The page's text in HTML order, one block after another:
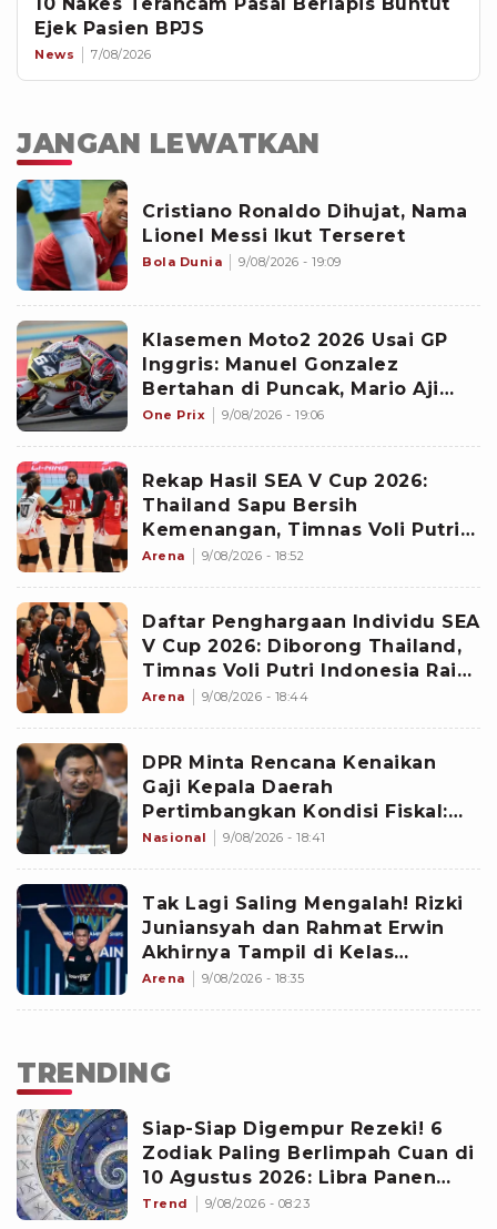
Ejek Pasien BPJS
News 7/08/2026
JANGAN LEWATKAN
Cristiano Ronaldo Dihujat, Nama
Lionel Messi Ikut Terseret
Bola Dunia 9/08/2026 - 19:09
Klasemen Moto2 2026 Usai GP
Inggris: Manuel Gonzalez
Bertahan di Puncak, Mario Aji
Jadi Juru Kunci
One Prix 9/08/2026 - 19:06
Rekap Hasil SEA V Cup 2026:
Thailand Sapu Bersih
Kemenangan, Timnas Voli Putri
Indonesia Stagnan
Arena 9/08/2026 - 18:52
Daftar Penghargaan Individu SEA
V Cup 2026: Diborong Thailand,
Timnas Voli Putri Indonesia Raih
1 Gelar Terbaik
Arena 9/08/2026 - 18:44
DPR Minta Rencana Kenaikan
Gaji Kepala Daerah
Pertimbangkan Kondisi Fiskal:
Harus Ada Parameter Objektif
Nasional 9/08/2026 - 18:41
Tak Lagi Saling Mengalah! Rizki
Juniansyah dan Rahmat Erwin
Akhirnya Tampil di Kelas
Berbeda, Indonesia Punya Dua
Arena 9/08/2026 - 18:35
TRENDING
Siap-Siap Digempur Rezeki! 6
Zodiak Paling Berlimpah Cuan di
10 Agustus 2026: Libra Panen
Proyek Emas
Trend 9/08/2026 - 08:23